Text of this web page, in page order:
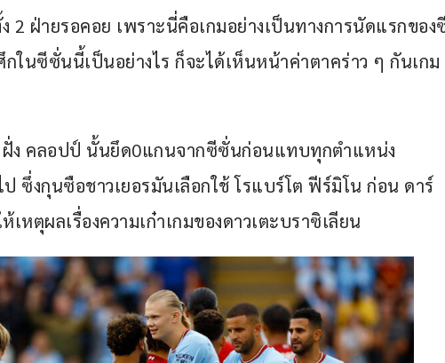
ฝ่ายรอคอย เพราะนี่คือเกมอย่างเป็นทางการนัดแรกของ
ในซีซั่นนี้เป็นอย่างไร ก็จะได้เห็นหน้าค่าตาคร่าว ๆ กันเกม
ง คลอปป์ นั้นยึด0แกนจากซีซั่นก่อนแทบทุกตำแหน่ง
ซึ่งกุนซือชาวเยอรมันเลือกใช้ โรแบร์โต ฟีร์มิโน ก่อน ดาร์
หตุผลเรื่องความเก๋าเกมของดาวเตะบราซิเลียน